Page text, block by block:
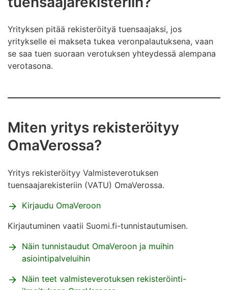
Yrityksen pitää rekisteröityä tuensaajaksi, jos
yritykselle ei makseta tukea veronpalautuksena, vaan
se saa tuen suoraan verotuksen yhteydessä alempana
verotasona.
Miten yritys rekisteröityy
OmaVerossa?
Yritys rekisteröityy Valmisteverotuksen
tuensaajarekisteriin (VATU) OmaVerossa.
Kirjaudu OmaVeroon
Kirjautuminen vaatii Suomi.fi-tunnistautumisen.
Näin tunnistaudut OmaVeroon ja muihin
asiointipalveluihin
Näin teet valmisteverotuksen rekisteröinti-